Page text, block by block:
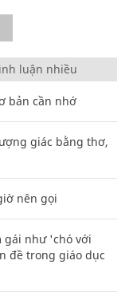
luận nhiều
bản cần nhớ
giác bằng thơ,
nên gọi
gái như 'chó với
đề trong giáo dục